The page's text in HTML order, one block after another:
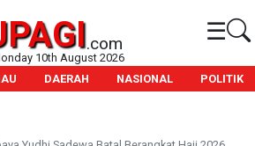
.com ☰
10th August 2026
DAERAH NASIONAL POLITIK